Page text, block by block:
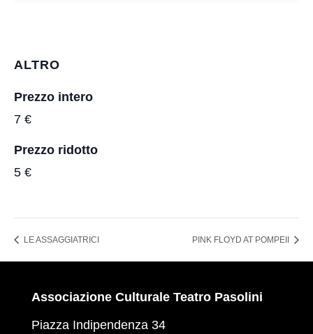
ALTRO
Prezzo intero
7 €
Prezzo ridotto
5 €
LE ASSAGGIATRICI PINK FLOYD AT POMPEII
Associazione Culturale Teatro Pasolini
Piazza Indipendenza 34